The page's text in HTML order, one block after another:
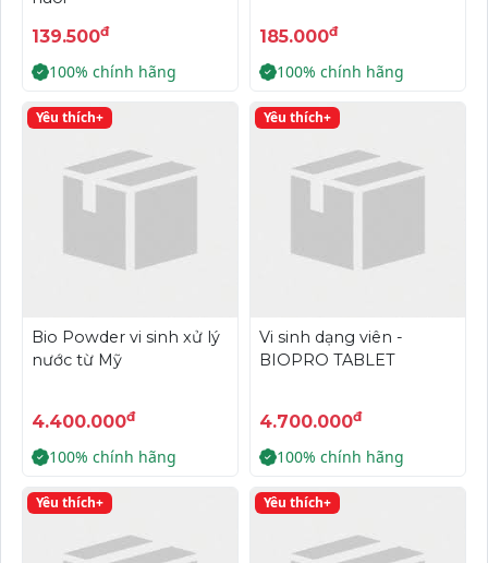
139.500đ
100% chính hãng
185.000đ
100% chính hãng
Yêu thích+
Bio Powder vi sinh xử lý
nước từ Mỹ
4.400.000đ
100% chính hãng
Yêu thích+
Vi sinh dạng viên -
BIOPRO TABLET
4.700.000đ
100% chính hãng
Yêu thích+ Yêu thích+